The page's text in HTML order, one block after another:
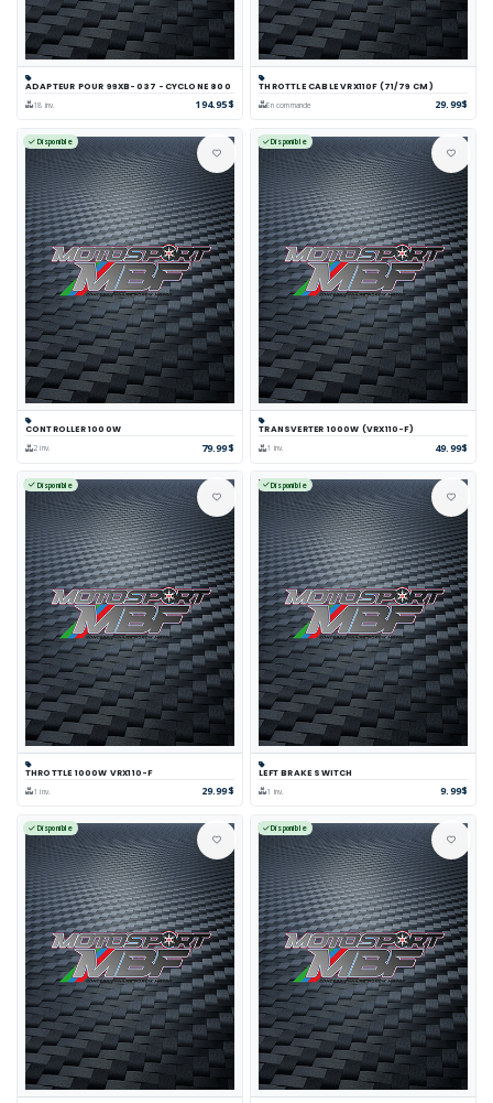
ADAPTEUR POUR 99XB-037 -CYCLONE 800
18 inv. 194.95$
THROTTLE CABLE VRX110F (71/79 CM)
En commande 29.99$
Disponible
CONTROLLER 1000W
2 inv. 79.99$
Disponible
TRANSVERTER 1000W (VRX110-F)
1 inv. 49.99$
Disponible
THROTTLE 1000W VRX110-F
1 inv. 29.99$
Disponible
LEFT BRAKE SWITCH
1 inv. 9.99$
Disponible Disponible